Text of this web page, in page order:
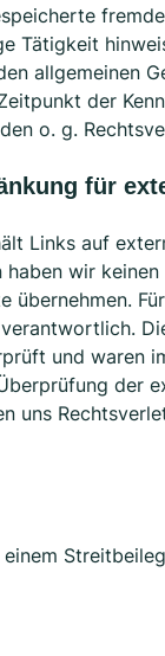
Tätigkeit
allgemeinen
der
o. g.
für
Links auf
wir
übernehmen.
und waren
der
uns